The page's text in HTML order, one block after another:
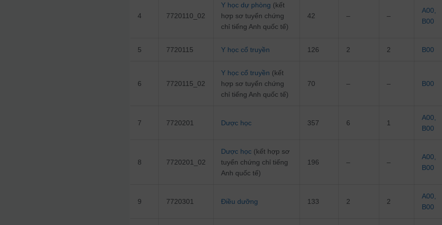
4 7720110_02
Y học dự phòng (kết
hợp sơ tuyển chứng
chỉ tiếng Anh quốc tế)
42 – –
A00
B00
5 7720115 Y học cổ truyền 126 2 2 B00
6 7720115_02
Y học cổ truyền (kết
hợp sơ tuyển chứng
chỉ tiếng Anh quốc tế)
70 – – B00
7 7720201 Dược học 357 6 1
A00
B00
8 7720201_02
Dược học (kết hợp sơ
tuyển chứng chỉ tiếng
Anh quốc tế)
196 – –
A00
B00
9 7720301 Điều dưỡng 133 2 2
A00
B00